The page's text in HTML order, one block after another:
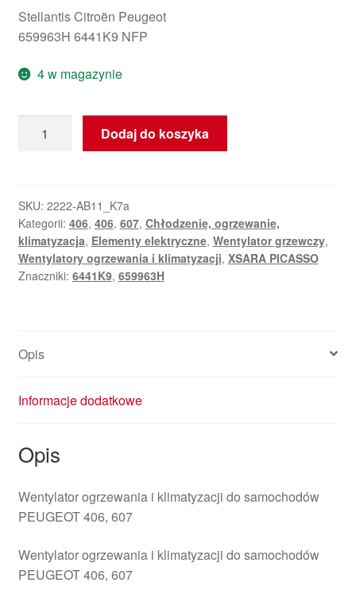
Stellantis Citroën Peugeot
659963H 6441K9 NFP
4 w magazynie
Wentylator
406
607
659963H
6441K9
Dodaj do koszyka
SKU: 2222-AB11_K7a
Kategorii: 406, 406, 607, Chłodzenie, ogrzewanie,
klimatyzacja, Elementy elektryczne, Wentylator grzewczy,
Wentylatory ogrzewania i klimatyzacji, XSARA PICASSO
Znaczniki: 6441K9, 659963H
Opis
Informacje dodatkowe
Opis
Wentylator ogrzewania i klimatyzacji do samochodów
PEUGEOT 406, 607
Wentylator ogrzewania i klimatyzacji do samochodów
PEUGEOT 406, 607